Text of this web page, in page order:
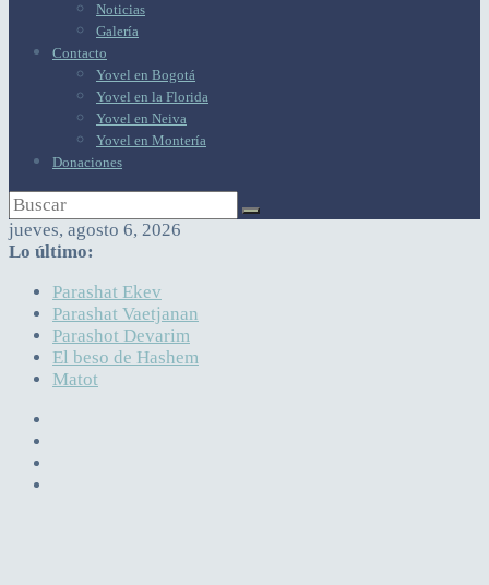
Noticias
Galería
Contacto
Yovel en Bogotá
Yovel en la Florida
Yovel en Neiva
Yovel en Montería
Donaciones
jueves, agosto 6, 2026
Lo último:
Parashat Ekev
Parashat Vaetjanan
Parashot Devarim
El beso de Hashem
Matot